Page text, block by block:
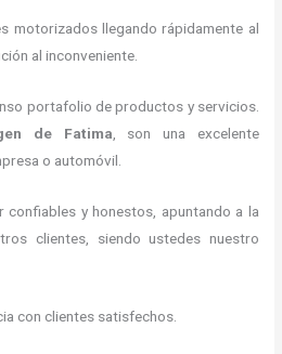
motorizados llegando rápidamente al
al inconveniente.
portafolio de productos y servicios.
de Fatima , son una excelente
o automóvil.
y honestos, apuntando a la
clientes, siendo ustedes nuestro
con clientes satisfechos.